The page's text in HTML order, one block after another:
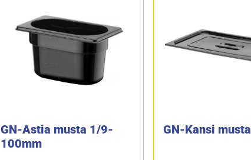
GN-Astia musta 1/9-
100mm
GN-Kansi musta